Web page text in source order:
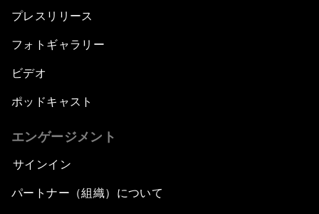
プレスリリース
フォトギャラリー
ビデオ
ポッドキャスト
エンゲージメント
サインイン
パートナー（組織）について